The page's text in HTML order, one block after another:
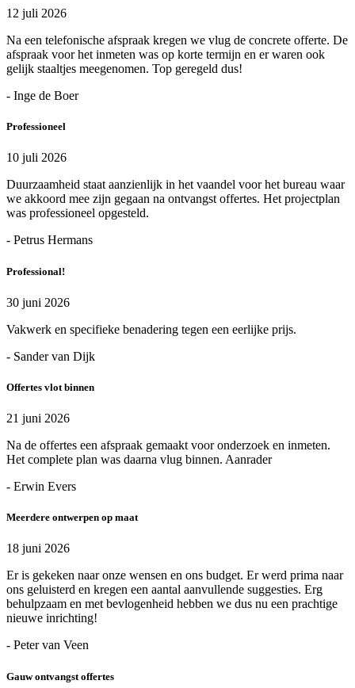
12 juli 2026
Na een telefonische afspraak kregen we vlug de concrete offerte. De
afspraak voor het inmeten was op korte termijn en er waren ook
gelijk staaltjes meegenomen. Top geregeld dus!
- Inge de Boer
Professioneel
10 juli 2026
Duurzaamheid staat aanzienlijk in het vaandel voor het bureau waar
we akkoord mee zijn gegaan na ontvangst offertes. Het projectplan
was professioneel opgesteld.
- Petrus Hermans
Professional!
30 juni 2026
Vakwerk en specifieke benadering tegen een eerlijke prijs.
- Sander van Dijk
Offertes vlot binnen
21 juni 2026
Na de offertes een afspraak gemaakt voor onderzoek en inmeten.
Het complete plan was daarna vlug binnen. Aanrader
- Erwin Evers
Meerdere ontwerpen op maat
18 juni 2026
Er is gekeken naar onze wensen en ons budget. Er werd prima naar
ons geluisterd en kregen een aantal aanvullende suggesties. Erg
behulpzaam en met bevlogenheid hebben we dus nu een prachtige
nieuwe inrichting!
- Peter van Veen
Gauw ontvangst offertes